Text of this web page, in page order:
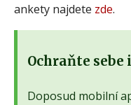
ankety najdete zde.
Ochraňte sebe
Doposud mobilní